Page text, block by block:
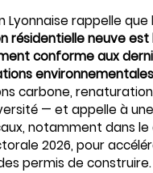
Lyonnaise rappelle que
résidentielle neuve est
conforme aux
environnementales
carbone,
— et appelle à
notamment dans
2026, pour
permis de construire.